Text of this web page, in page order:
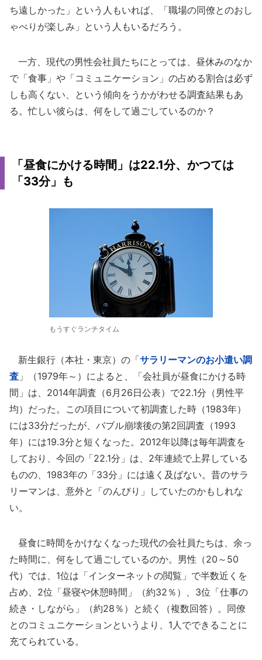
ち遠しかった」という人もいれば、「職場の同僚とのおし
ゃべりが楽しみ」という人もいるだろう。
一方、現代の男性会社員たちにとっては、昼休みのなか
で「食事」や「コミュニケーション」の占める割合は必ず
しも高くない、という傾向をうかがわせる調査結果もあ
る。忙しい彼らは、何をして過ごしているのか？
「昼食にかける時間」は22.1分、かつては
「33分」も
もうすぐランチタイム
新生銀行（本社・東京）の「サラリーマンのお小遣い調
査 」（1979年～）によると、「会社員が昼食にかける時
間」は、2014年調査（6月26日公表）で22.1分（男性平
均）だった。この項目について初調査した時（1983年）
には33分だったが、バブル崩壊後の第2回調査（1993
年）には19.3分と短くなった。2012年以降は毎年調査を
しており、今回の「22.1分」は、2年連続で上昇している
ものの、1983年の「33分」には遠く及ばない。昔のサラ
リーマンは、意外と「のんびり」していたのかもしれな
い。
昼食に時間をかけなくなった現代の会社員たちは、余っ
た時間に、何をして過ごしているのか。男性（20～50
代）では、1位は「インターネットの閲覧」で半数近くを
占め、2位「昼寝や休憩時間」（約32％）、3位「仕事の
続き・しながら」（約28％）と続く（複数回答）。同僚
とのコミュニケーションというより、1人でできることに
充てられている。